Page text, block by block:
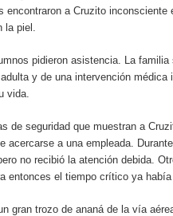
a Cruzito inconsciente
piel.
pidieron asistencia. La familia
y de una intervención médica
vida.
de seguridad que muestran a
acercarse a una empleada.
no recibió la atención debida.
entonces el tiempo crítico ya había
gran trozo de ananá de la vía